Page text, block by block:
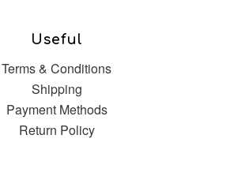
Useful
Terms & Conditions
Shipping
Payment Methods
Return Policy